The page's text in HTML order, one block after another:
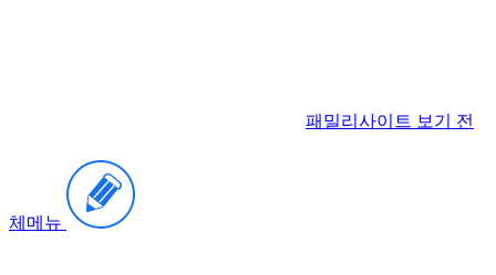
패밀리사이트 보기 전
체메뉴